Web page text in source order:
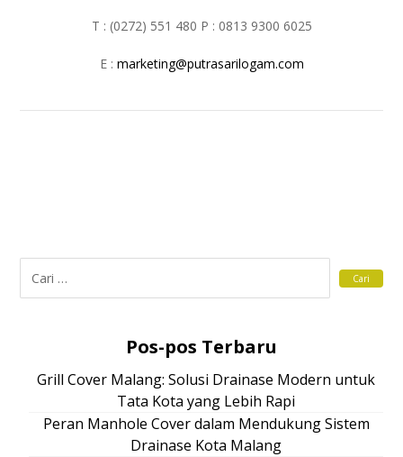
T : (0272) 551 480 P : 0813 9300 6025
E : marketing@putrasarilogam.com
Pos-pos Terbaru
Grill Cover Malang: Solusi Drainase Modern untuk
Tata Kota yang Lebih Rapi
Peran Manhole Cover dalam Mendukung Sistem
Drainase Kota Malang